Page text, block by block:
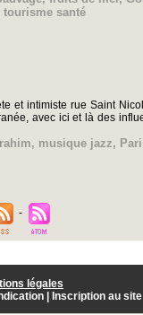
tourisme santé
et intimiste rue Saint
avec ici et là des
, musique jazz,
légales
Inscription au site